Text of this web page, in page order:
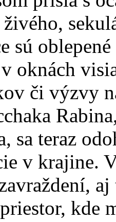
sú
oknách
či výzvy
sa teraz
v krajine.
kde